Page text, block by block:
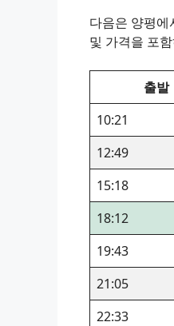
다음은 양평에
및 가격을 포
출발
10:21
12:49
15:18
18:12
19:43
21:05
22:33